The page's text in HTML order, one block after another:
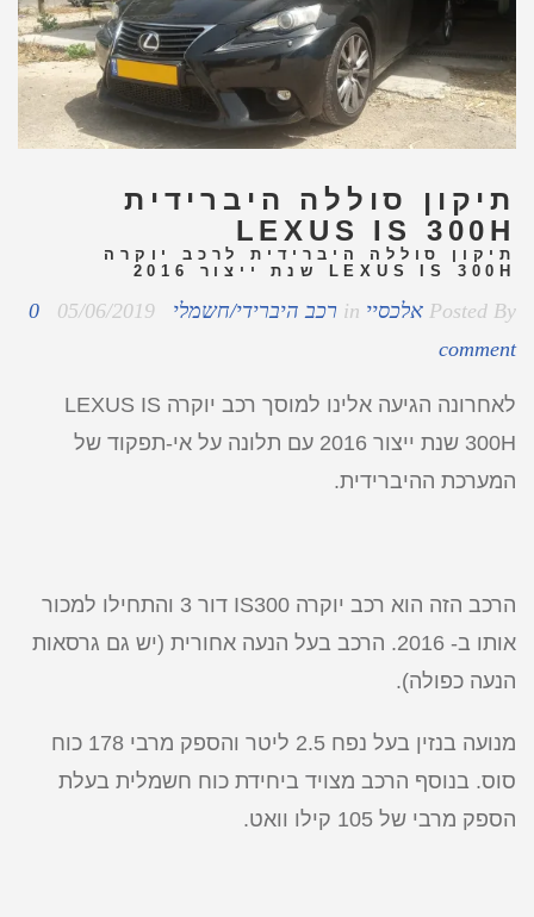
תיקון סוללה היברידית
LEXUS IS 300H
תיקון סוללה היברידית לרכב יוקרה
LEXUS IS 300H שנת ייצור 2016
Posted By אלכסיי in רכב היברידי/חשמלי 05/06/2019
0
comment
לאחרונה הגיעה אלינו למוסך רכב יוקרה LEXUS IS
300H שנת ייצור 2016 עם תלונה על אי-תפקוד של
המערכת ההיברידית.
הרכב הזה הוא רכב יוקרה IS300 דור 3 והתחילו למכור
אותו ב- 2016. הרכב בעל הנעה אחורית (יש גם גרסאות
הנעה כפולה).
מנועה בנזין בעל נפח 2.5 ליטר והספק מרבי 178 כוח
סוס. בנוסף הרכב מצויד ביחידת כוח חשמלית בעלת
הספק מרבי של 105 קילו וואט.